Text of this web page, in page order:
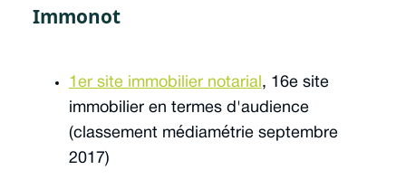
Immonot
1er site immobilier notarial , 16e site
immobilier en termes d'audience
(classement médiamétrie septembre
2017)